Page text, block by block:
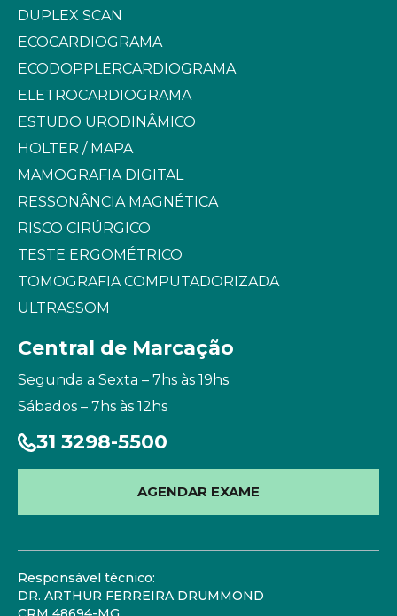
DUPLEX SCAN
ECOCARDIOGRAMA
ECODOPPLERCARDIOGRAMA
ELETROCARDIOGRAMA
ESTUDO URODINÂMICO
HOLTER / MAPA
MAMOGRAFIA DIGITAL
RESSONÂNCIA MAGNÉTICA
RISCO CIRÚRGICO
TESTE ERGOMÉTRICO
TOMOGRAFIA COMPUTADORIZADA
ULTRASSOM
Central de Marcação
Segunda a Sexta – 7hs às 19hs
Sábados – 7hs às 12hs
31 3298-5500
AGENDAR EXAME
Responsável técnico:
DR. ARTHUR FERREIRA DRUMMOND